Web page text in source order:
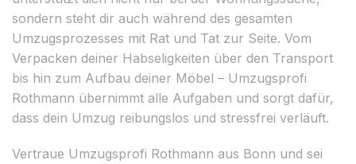
sondern steht dir auch während des gesamten
Umzugsprozesses mit Rat und Tat zur Seite. Vom
Verpacken deiner Habseligkeiten über den Transport
bis hin zum Aufbau deiner Möbel – Umzugsprofi
Rothmann übernimmt alle Aufgaben und sorgt dafür,
dass dein Umzug reibungslos und stressfrei verläuft.
Vertraue Umzugsprofi Rothmann aus Bonn und sei